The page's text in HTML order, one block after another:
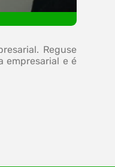
Reguse
empresarial e é